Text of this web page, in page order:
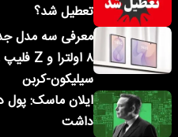
تعطیل شد؟
سیلیکون-کربن
داشت